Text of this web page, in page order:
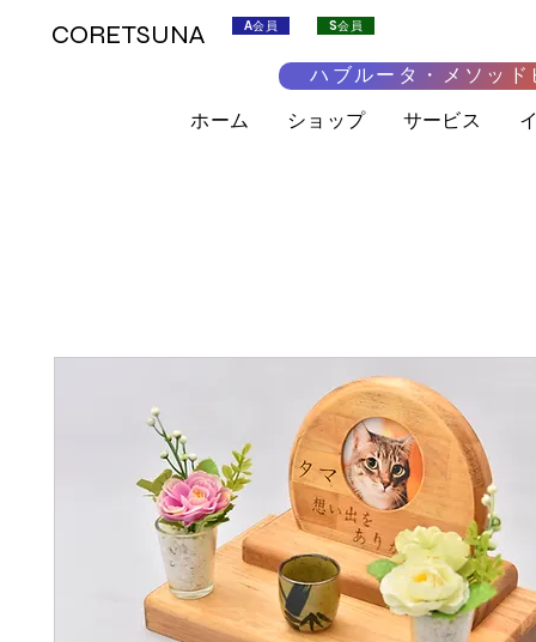
CORETSUNA A会員 S会員
ハブルータ・メソッド
ホーム ショップ サービス